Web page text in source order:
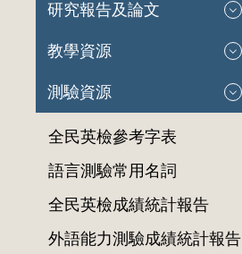
研究報告及論文
教學資源
測驗資源
全民英檢參考字表
語言測驗常用名詞
全民英檢成績統計報告
外語能力測驗成績統計報告